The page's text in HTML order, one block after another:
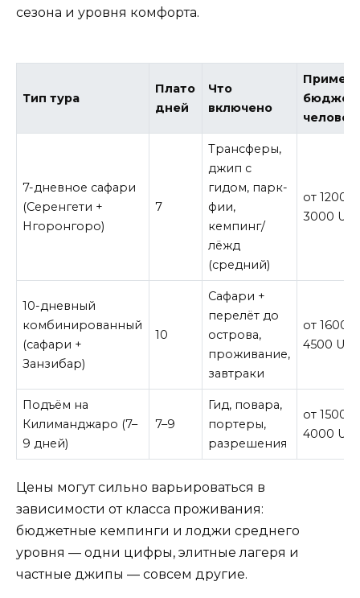
сезона и уровня комфорта.
Тип тура
Плато
дней
Что
включено
бюджет
7-дневное сафари
(Серенгети +
Нгоронгоро)
7
Трансферы,
джип с
гидом, парк-
фии,
кемпинг/
лёжд
(средний)
от 1200
3000
10-дневный
комбинированный
(сафари +
Занзибар)
10
Сафари +
перелёт до
острова,
проживание,
завтраки
от 1600
4500
Подъём на
Килиманджаро (7–
9 дней)
7–9
Гид, повара,
портеры,
разрешения
от 1500
4000
Цены могут сильно варьироваться в
зависимости от класса проживания:
бюджетные кемпинги и лоджи среднего
уровня — одни цифры, элитные лагеря и
частные джипы — совсем другие.